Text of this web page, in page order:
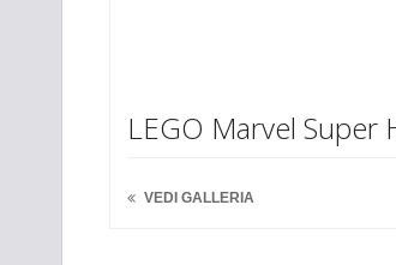
LEGO Marvel Super
VEDI GALLERIA